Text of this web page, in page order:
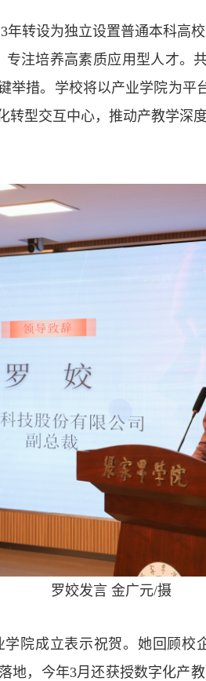
年转设为独立设置普通本科高
专注培养高素质应用型人才。
举措。学校将以产业学院为平
型交互中心，推动产教学深
罗姣发言 金广元/摄
院成立表示祝贺。她回顾校
地，今年3月还获授数字化产